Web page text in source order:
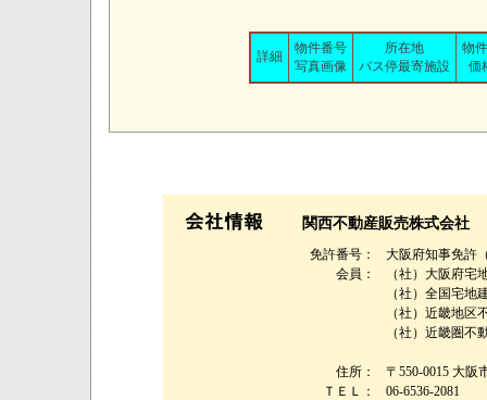
詳細
物件番号
写真画像
所在地
バス停最寄施設
物
価
関西不動産販売株式会社
免許番号：
大阪府知事免許
会員：
（社）大阪府宅
（社）全国宅地
（社）近畿地区
（社）近畿圏不
住所：
〒550-0015 大阪
ＴＥＬ：
06-6536-2081